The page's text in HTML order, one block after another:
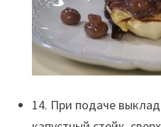
14. При подаче